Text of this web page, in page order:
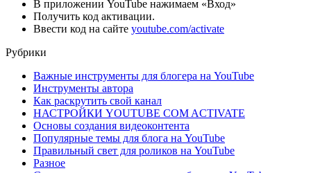
В приложении YouTube нажимаем «Вход»
Получить код активации.
Ввести код на сайте youtube.com/activate
Рубрики
Важные инструменты для блогера на YouTube
Инструменты автора
Как раскрутить свой канал
НАСТРОЙКИ YOUTUBE COM ACTIVATE
Основы создания видеоконтента
Популярные темы для блога на YouTube
Правильный свет для роликов на YouTube
Разное